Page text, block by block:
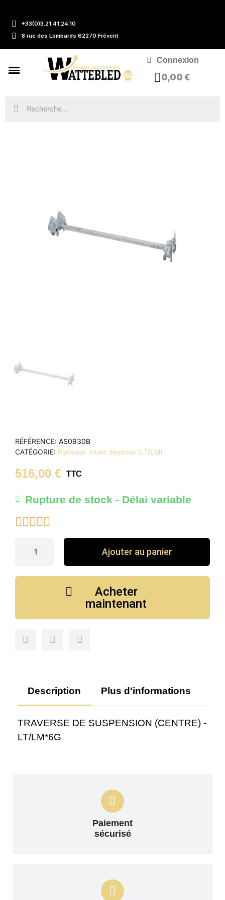
+33(0)3.21.41.24.10
8 rue des Lombards 62270 Frévent
Connexion
0,00 €
RÉFÉRENCE AS0930B
CATÉGORIE Plateaux roues dessous (LT/LM)
516,00 € TTC
Rupture de stock - Délai variable

Ajouter au panier
Acheter
maintenant
Description Plus d'informations
TRAVERSE DE SUSPENSION (CENTRE) -
LT/LM*6G
Paiement
sécurisé